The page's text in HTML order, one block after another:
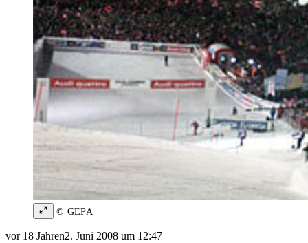
© GEPA
vor 18 Jahren2. Juni 2008 um 12:47